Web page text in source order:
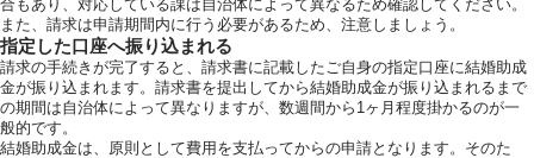
合もあり、対応している課は自治体によって異なるため確認してください。
また、請求は申請期間内に行う必要があるため、注意しましょう。
指定した口座へ振り込まれる
請求の手続きが完了すると、請求書に記載したご自身の指定口座に結婚助成
金が振り込まれます。請求書を提出してから結婚助成金が振り込まれるまで
の期間は自治体によって異なりますが、数週間から1ヶ月程度掛かるのが一
般的です。
結婚助成金は、原則として費用を支払ってからの申請となります。そのた